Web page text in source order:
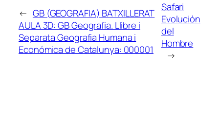
← GB (GEOGRAFIA) BATXILLERAT
AULA 3D: GB Geografia. Llibre i
Separata Geografia Humana i
Económica de Catalunya: 000001
Safari
Evolución
del
Hombre
→